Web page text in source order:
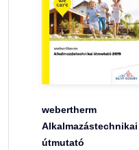
webertherm
Alkalmazástechnikai
útmutató